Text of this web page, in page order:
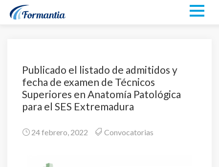
Publicado el listado de admitidos y
fecha de examen de Técnicos
Superiores en Anatomía Patológica
para el SES Extremadura
24 febrero, 2022 Convocatorias